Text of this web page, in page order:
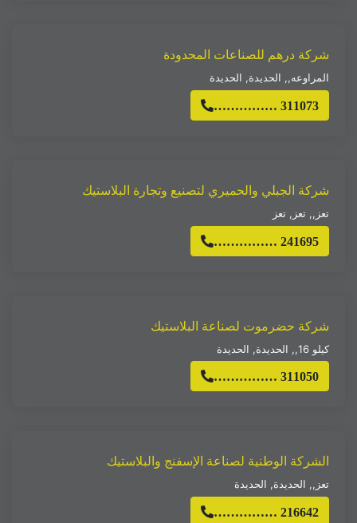
شركة درهم للصناعات المحدودة
المراوعه,, الحديدة, الحديدة
…………… 311073
شركة الجبلي والحميري لتصنيع وتجارة البلاستيك
تعز,, تعز , تعز
…………… 241695
شركة حضرموت لصناعة البلاستيك
كيلو 16, , الحديدة, الحديدة
…………… 311050
الشركة الوطنية لصناعة الإسفنج والبلاستيك
تعز,, الحديدة, الحديدة
…………… 216642